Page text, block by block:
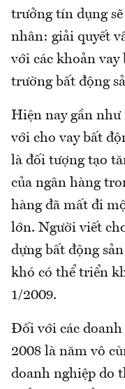
trưởng tín dụng
nhân: giải quyết
với các khoản vay
trường bất động
Hiện nay gần như
với cho vay bất
là đối tượng tạo
của ngân hàng
hàng đã mất đi
lớn. Người viết
dựng bất động
khó có thể triển
1/2009.
Đối với các doanh
2008 là năm vô
doanh nghiệp do